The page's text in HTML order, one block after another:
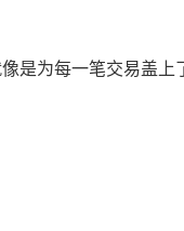
为每一笔交易盖上